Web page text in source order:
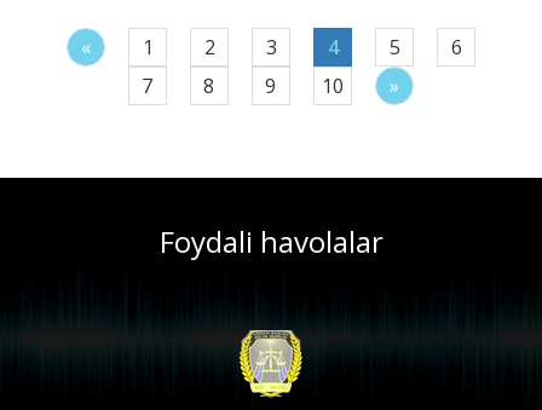
« 1 2 3 4 5
6
7
8 9 10 »
Foydali havolalar